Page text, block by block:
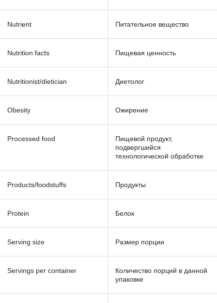
Nutrient Питательное вещество
Nutrition facts Пищевая ценность
Nutritionist/dietician Диетолог
Obesity Ожирение
Processed food
Пищевой продукт,
подвергшийся
технологической обработке
Products/foodstuffs Продукты
Protein Белок
Serving size Размер порции
Servings per container
Количество порций в данной
упаковке